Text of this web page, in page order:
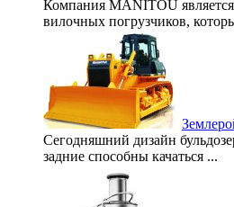
Компания MANITOU
вилочных погрузчиков,
Сегодняшний дизайн
задние способны качаться ...